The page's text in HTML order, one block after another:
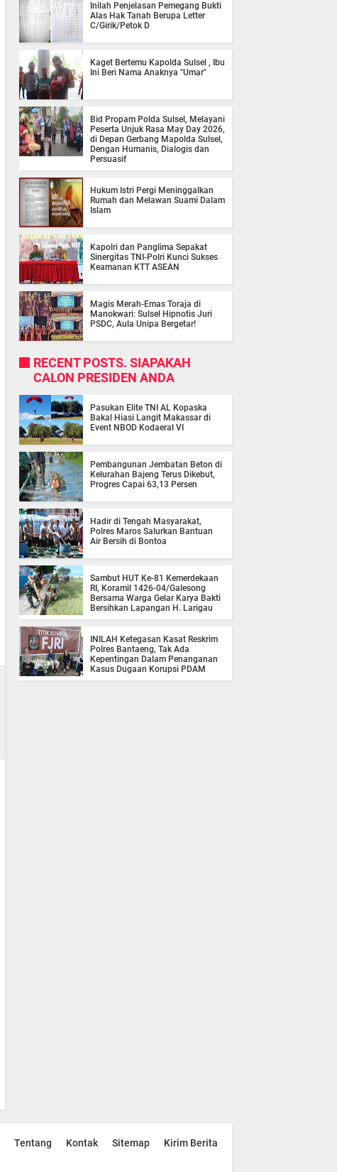
Inilah Penjelasan Pemegang Bukti
Alas Hak Tanah Berupa Letter
C/Girik/Petok D
Kaget Bertemu Kapolda Sulsel , Ibu
Ini Beri Nama Anaknya "Umar"
Bid Propam Polda Sulsel, Melayani
Peserta Unjuk Rasa May Day 2026,
di Depan Gerbang Mapolda Sulsel,
Dengan Humanis, Dialogis dan
Persuasif
Hukum Istri Pergi Meninggalkan
Rumah dan Melawan Suami Dalam
Islam
Kapolri dan Panglima Sepakat
Sinergitas TNI-Polri Kunci Sukses
Keamanan KTT ASEAN
Magis Merah-Emas Toraja di
Manokwari: Sulsel Hipnotis Juri
PSDC, Aula Unipa Bergetar!
RECENT POSTS. SIAPAKAH
CALON PRESIDEN ANDA
Pasukan Elite TNI AL Kopaska
Bakal Hiasi Langit Makassar di
Event NBOD Kodaeral VI
Pembangunan Jembatan Beton di
Kelurahan Bajeng Terus Dikebut,
Progres Capai 63,13 Persen
Hadir di Tengah Masyarakat,
Polres Maros Salurkan Bantuan
Air Bersih di Bontoa
Sambut HUT Ke-81 Kemerdekaan
RI, Koramil 1426-04/Galesong
Bersama Warga Gelar Karya Bakti
Bersihkan Lapangan H. Larigau
INILAH Ketegasan Kasat Reskrim
Polres Bantaeng, Tak Ada
Kepentingan Dalam Penanganan
Kasus Dugaan Korupsi PDAM
Tentang Kontak Sitemap Kirim Berita